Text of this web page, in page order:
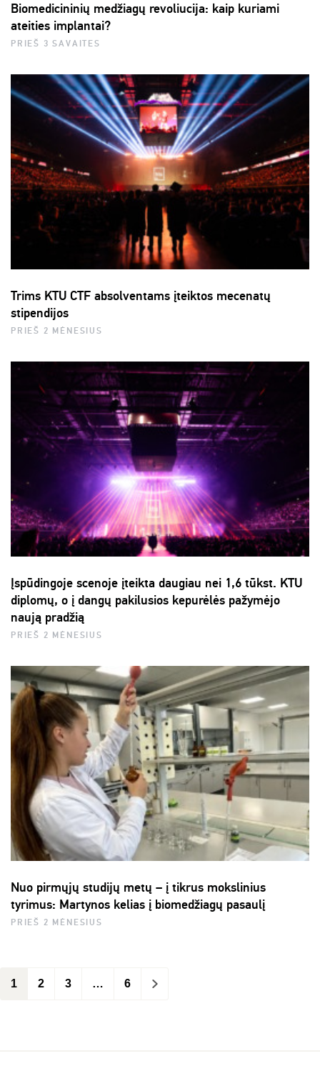
Biomedicininių medžiagų revoliucija: kaip kuriami
ateities implantai?
PRIEŠ 3 SAVAITES
Trims KTU CTF absolventams įteiktos mecenatų
stipendijos
PRIEŠ 2 MĖNESIUS
Įspūdingoje scenoje įteikta daugiau nei 1,6 tūkst. KTU
diplomų, o į dangų pakilusios kepurėlės pažymėjo
naują pradžią
PRIEŠ 2 MĖNESIUS
Nuo pirmųjų studijų metų – į tikrus mokslinius
tyrimus: Martynos kelias į biomedžiagų pasaulį
PRIEŠ 2 MĖNESIUS
1 2 3 … 6 >